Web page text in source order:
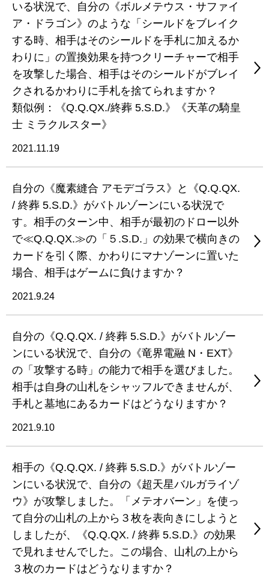
いる状況で、自分の《ボルメテウス・サファイ
ア・ドラゴン》のような「シールドをブレイク
する時、相手はそのシールドを手札に加えるか
わりに」の置換効果を持つクリーチャーで相手
を攻撃した場合、相手はそのシールドがブレイ
クされるかわりに手札を捨てられますか？
類似例：《Q.Q.QX./終葬 5.S.D.》《天革の騎皇
士 ミラクルスター》
2021.11.19
自分の《魔素縫合 アモデゴラス》と《Q.Q.QX.
/ 終葬 5.S.D.》がバトルゾーンにいる状況で
す。相手のターン中、相手が最初のドロー以外
で≪Q.Q.QX.≫の「５.S.D.」の効果で横向きの
カードを引く際、かわりにマナゾーンに置いた
場合、相手はゲームに負けますか？
2021.9.24
自分の《Q.Q.QX. / 終葬 5.S.D.》がバトルゾー
ンにいる状況で、自分の《竜界電融 N・EXT》
の「攻撃する時」の能力で相手を選びました。
相手は自身の山札をシャッフルできませんが、
手札と墓地にあるカードはどうなりますか？
2021.9.10
相手の《Q.Q.QX. / 終葬 5.S.D.》がバトルゾー
ンにいる状況で、自分の《超天星バルガライゾ
ウ》が攻撃しました。「メテオバーン」を使っ
て自分の山札の上から３枚を表向きにしようと
しましたが、《Q.Q.QX. / 終葬 5.S.D.》の効果
で見れませんでした。この場合、山札の上から
３枚のカードはどうなりますか？